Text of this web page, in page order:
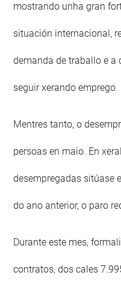
mostrando unha gran
situación internacional,
demanda de traballo e a
seguir xerando emprego.
Mentres tanto, o
persoas en maio. En
desempregadas sitúase
do ano anterior, o paro
Durante este mes,
contratos, dos cales